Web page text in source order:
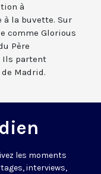
à
à la buvette. Sur
comme Glorious
Père
Ils partent
Madrid.
les moments
interviews,